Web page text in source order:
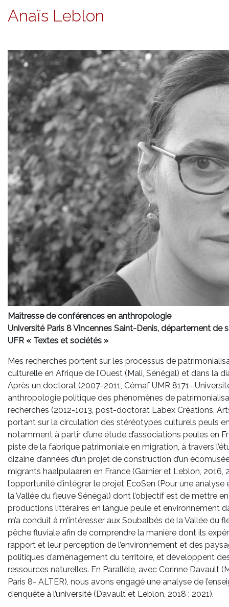
Anaïs Leblon
Maîtresse de conférences en anthropologie
Université Paris 8 Vincennes Saint-Denis, département de
UFR « Textes et sociétés »
Mes recherches portent sur les processus de
culturelle en Afrique de l’Ouest (Mali, Sénégal) et dans la
Après un doctorat (2007-2011, Cémaf UMR 8171-
anthropologie politique des phénomènes de
recherches (2012-1013, post-doctorat Labex Créations,
portant sur la circulation des stéréotypes culturels peuls
notamment à partir d’une étude d’associations peules en
piste de la fabrique patrimoniale en migration, à travers
dizaine d’années d’un projet de construction d’un
migrants haalpulaaren en France (Garnier et Leblon, 2016,
l’opportunité d’intégrer le projet EcoSen (Pour une
la Vallée du fleuve Sénégal) dont l’objectif est de mettre
productions littéraires en langue peule et environnement
m’a conduit à m’intéresser aux Soubalbés de la Vallée du
pêche fluviale afin de comprendre la manière dont ils
rapport et leur perception de l’environnement et des
politiques d’aménagement du territoire, et développent
ressources naturelles. En Parallèle, avec Corinne Davault
Paris 8- ALTER), nous avons engagé une analyse de
d’enquête à l’université (Davault et Leblon, 2018 ; 2021).